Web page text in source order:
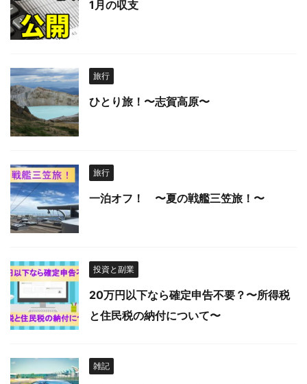
1月の収支
旅行
ひとり旅！〜志賀高原〜
旅行
一泊オフ！ 〜夏の戦艦三笠旅！〜
投資と副業
20万円以下なら確定申告不要？〜所得税
と住民税の納付について〜
雑記